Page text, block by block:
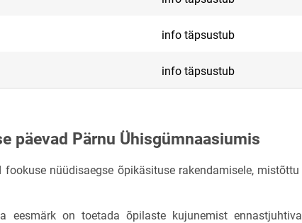
info täpsustub
info täpsustub
päevad Pärnu Ühisgümnaasiumis
nüüdisaegse õpikäsituse rakendamisele,
eesmärk on toetada õpilaste kujunemist